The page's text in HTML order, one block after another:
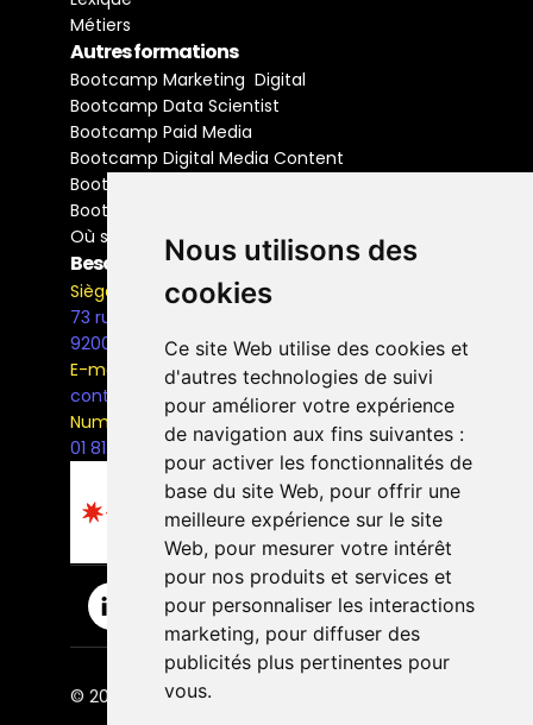
Nous utilisons des
cookies
Ce site Web utilise des cookies et
d'autres technologies de suivi
pour améliorer votre expérience
de navigation aux fins suivantes :
pour activer les fonctionnalités de
base du site Web, pour offrir une
meilleure expérience sur le site
Web, pour mesurer votre intérêt
pour nos produits et services et
pour personnaliser les interactions
marketing, pour diffuser des
publicités plus pertinentes pour
vous.
Métiers
Autres formations
Bootcamp Marketing  Digital
Bootcamp Data Scientist
Bootcamp Paid Media
Bootcamp Digital Media Content
Bootcamp Social Media Manager
Bootcamp Buyer Media
Où se former
Besoin d'information ?
Siège Social
73 rue Henri Barbusse,
92000, Nanterre
E-mail
contact@the-bridge.fr
Numéro de téléphone
01 81 93 68 42
© 2026 The Bridge Ecole. | Tous droits réservés.